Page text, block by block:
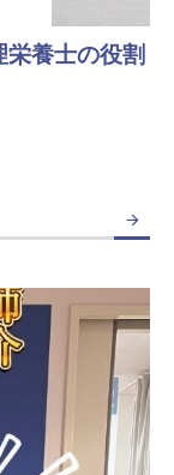
養士の役割